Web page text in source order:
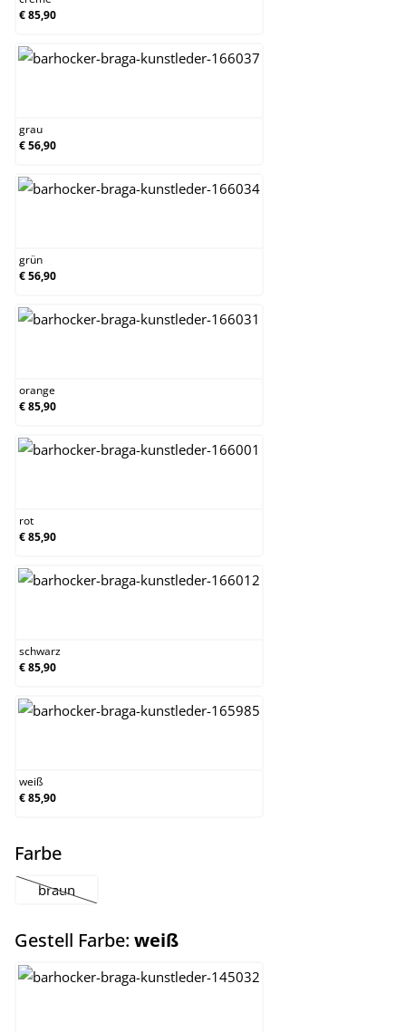
€ 85,90
grau
€ 56,90
grün
€ 56,90
orange
€ 85,90
rot
€ 85,90
schwarz
€ 85,90
weiß
€ 85,90
Farbeauswählen
braun
(Diese Option ist zurzeit nicht verfügbar.)
Gestell Farbe: weißauswählen